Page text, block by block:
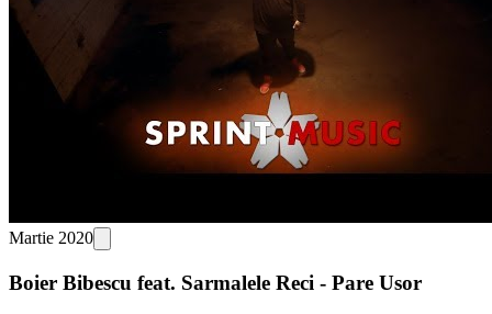
Martie 2020
Boier Bibescu feat. Sarmalele Reci - Pare Usor